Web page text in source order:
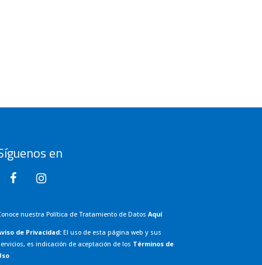
en
nuestra Política de Tratamiento de Datos Aquí
de Privacidad: El uso de esta página web y sus
es indicación de aceptación de los Términos de